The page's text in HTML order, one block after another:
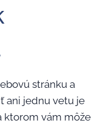
stránku a
ani jednu vetu je
ktorom vám môže